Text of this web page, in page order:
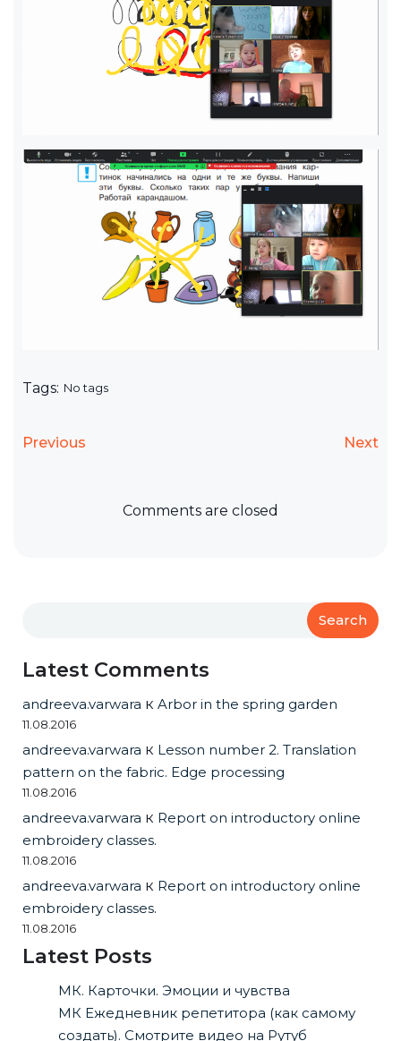
Tags: No tags
Previous Next
Comments are closed
Search
Latest Comments
andreeva.varwara к Arbor in the spring garden
11.08.2016
andreeva.varwara к Lesson number 2. Translation
pattern on the fabric. Edge processing
11.08.2016
andreeva.varwara к Report on introductory online
embroidery classes.
11.08.2016
andreeva.varwara к Report on introductory online
embroidery classes.
11.08.2016
Latest Posts
МК. Карточки. Эмоции и чувства
МК Ежедневник репетитора (как самому
создать). Смотрите видео на Рутуб